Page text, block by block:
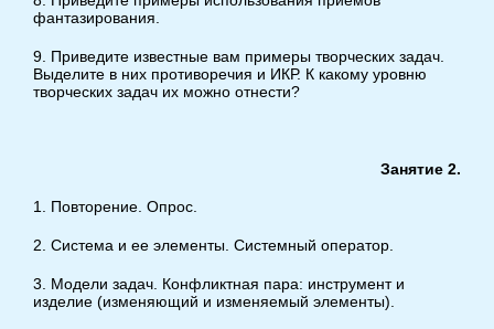
фантазирования.
9. Приведите известные вам примеры творческих задач.
Выделите в них противоречия и ИКР. К какому уровню
творческих задач их можно отнести?
Занятие 2.
1. Повторение. Опрос.
2. Система и ее элементы. Системный оператор.
3. Модели задач. Конфликтная пара: инструмент и
изделие (изменяющий и изменяемый элементы).